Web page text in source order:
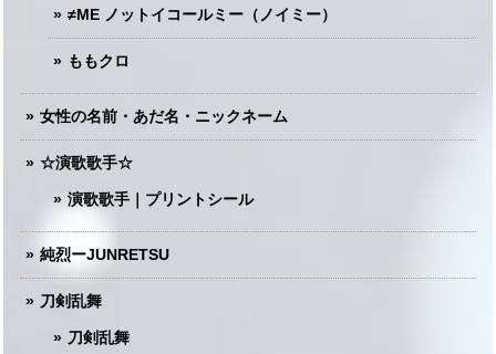
≠ME ノットイコールミー（ノイミー）
ももクロ
女性の名前・あだ名・ニックネーム
☆演歌歌手☆
演歌歌手｜プリントシール
純烈ーJUNRETSU
刀剣乱舞
刀剣乱舞